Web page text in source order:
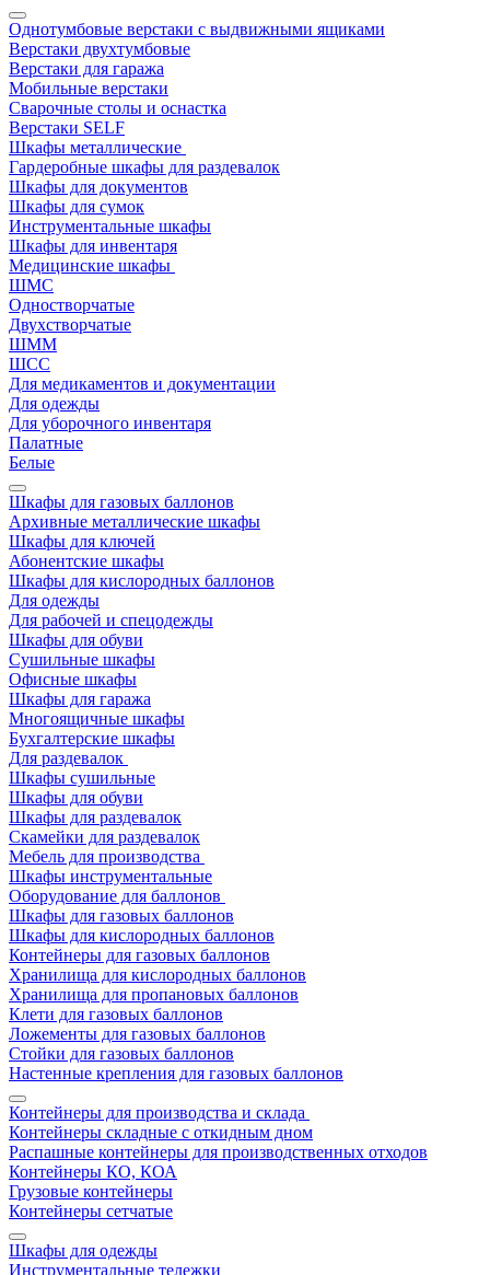
Однотумбовые верстаки с выдвижными ящиками
Верстаки двухтумбовые
Верстаки для гаража
Мобильные верстаки
Сварочные столы и оснастка
Верстаки SELF
Шкафы металлические
Гардеробные шкафы для раздевалок
Шкафы для документов
Шкафы для сумок
Инструментальные шкафы
Шкафы для инвентаря
Медицинские шкафы
ШМС
Одностворчатые
Двухстворчатые
ШММ
ШСС
Для медикаментов и документации
Для одежды
Для уборочного инвентаря
Палатные
Белые
Шкафы для газовых баллонов
Архивные металлические шкафы
Шкафы для ключей
Абонентские шкафы
Шкафы для кислородных баллонов
Для одежды
Для рабочей и спецодежды
Шкафы для обуви
Сушильные шкафы
Офисные шкафы
Шкафы для гаража
Многоящичные шкафы
Бухгалтерские шкафы
Для раздевалок
Шкафы сушильные
Шкафы для обуви
Шкафы для раздевалок
Скамейки для раздевалок
Мебель для производства
Шкафы инструментальные
Оборудование для баллонов
Шкафы для газовых баллонов
Шкафы для кислородных баллонов
Контейнеры для газовых баллонов
Хранилища для кислородных баллонов
Хранилища для пропановых баллонов
Клети для газовых баллонов
Ложементы для газовых баллонов
Стойки для газовых баллонов
Настенные крепления для газовых баллонов
Контейнеры для производства и склада
Контейнеры складные с откидным дном
Распашные контейнеры для производственных отходов
Контейнеры КО, КОА
Грузовые контейнеры
Контейнеры сетчатые
Шкафы для одежды
Инструментальные тележки